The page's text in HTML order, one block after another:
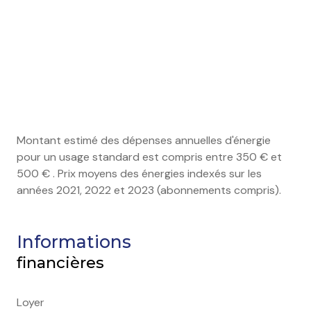
Montant estimé des dépenses annuelles d'énergie
pour un usage standard est compris entre 350 € et
500 € . Prix moyens des énergies indexés sur les
années 2021, 2022 et 2023 (abonnements compris).
Informations
financières
Loyer